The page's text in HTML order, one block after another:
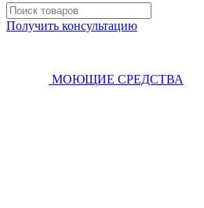
Получить консультацию
МОЮЩИЕ СРЕДСТВА